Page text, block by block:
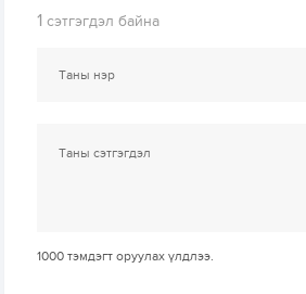
1 сэтгэгдэл байна
1000 тэмдэгт оруулах үлдлээ.